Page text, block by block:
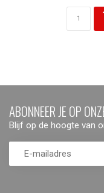
ABONNEER JE OP
Blijf op de hoogte van